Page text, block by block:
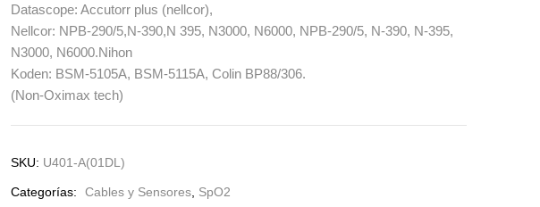
Datascope: Accutorr plus (nellcor),
Nellcor: NPB-290/5,N-390,N 395, N3000, N6000, NPB-290/5, N-390, N-395,
N3000, N6000.Nihon
Koden: BSM-5105A, BSM-5115A, Colin BP88/306.
(Non-Oximax tech)
SKU: U401-A(01DL)
Categorías: Cables y Sensores SpO2